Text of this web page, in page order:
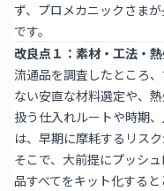
ず、プロメカニックさま
です。
改良点１：素材・工法・
流通品を調査したところ
ない安直な材料選定や、
扱う仕入れルートや時期
は、早期に摩耗するリス
そこで、大前提にプッシ
品すべてをキット化する